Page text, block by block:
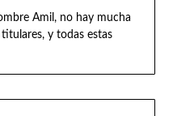
Amil, no hay mucha
y todas estas